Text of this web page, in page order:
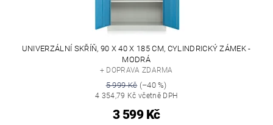
UNIVERZÁLNÍ SKŘÍŇ, 90 X 40 X 185 CM, CYLINDRICKÝ ZÁMEK -
MODRÁ
+ DOPRAVA ZDARMA
5 999 Kč(–40 %)
4 354,79 Kč včetně DPH
3 599 Kč